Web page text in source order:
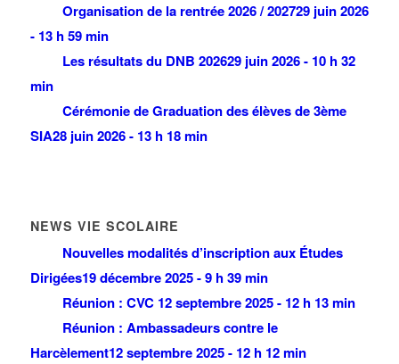
Organisation de la rentrée 2026 / 202729 juin 2026
- 13 h 59 min
Les résultats du DNB 202629 juin 2026 - 10 h 32
min
Cérémonie de Graduation des élèves de 3ème
SIA28 juin 2026 - 13 h 18 min
NEWS VIE SCOLAIRE
Nouvelles modalités d’inscription aux Études
Dirigées19 décembre 2025 - 9 h 39 min
Réunion : CVC 12 septembre 2025 - 12 h 13 min
Réunion : Ambassadeurs contre le
Harcèlement12 septembre 2025 - 12 h 12 min